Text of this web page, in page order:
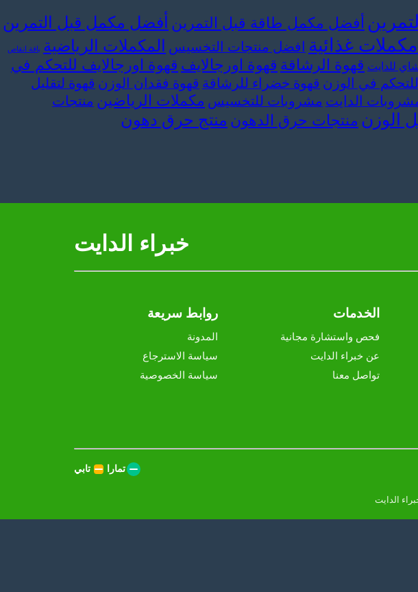
أفضل مكمل طاقة قبل التمرين أفضل مكمل قبل التمرين
غذائية افضل منتجات التخسيس المكملات الرياضية باقة انقاص
للدايت قهوة الرشاقة قهوة اورجالايف قهوة اورجالايف للتحكم في
في الوزن قهوة خضراء للرشاقة قهوة فقدان الوزن قهوة لتقليل
الدايت مشروبات للتخسيس مكملات الرياضين منتجات
الوزن منتجات حرق الدهون منتج حرق دهون
خبراء الدايت
الخدمات
فحص واستشارة مجانية
عن خبراء الدايت
تواصل معنا
روابط سريعة
المدونة
سياسة الاسترجاع
سياسة الخصوصية
تمارا تابي